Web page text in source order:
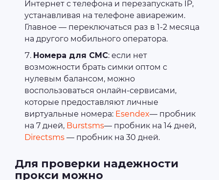
Интернет с телефона и перезапускать IP,
устанавливая на телефоне авиарежим.
Главное — переключаться раз в 1-2 месяца
на другого мобильного оператора.
Номера для СМС: если нет
возможности брать симки оптом с
нулевым балансом, можно
воспользоваться онлайн-сервисами,
которые предоставляют личные
виртуальные номера: Esendex— пробник
на 7 дней, Burstsms— пробник на 14 дней,
Directsms — пробник на 30 дней.
Для проверки надежности
прокси можно